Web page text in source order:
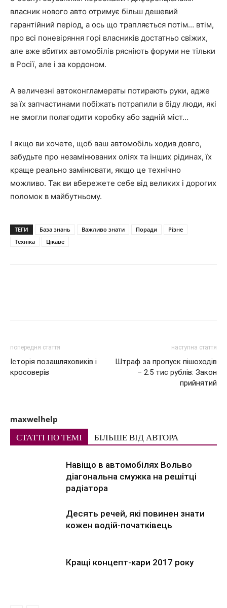
власник нового авто отримує більш дешевий
гарантійний період, а ось що трапляється потім… втім,
про всі поневіряння горі власників достатньо свіжих,
але вже вбитих автомобілів рясніють форуми не тільки
в Росії, але і за кордоном.
А величезні автоконгламераты потирають руки, адже
за їх запчастинами побіжать потрапили в біду люди, які
не змогли полагодити коробку або задній міст…
І якщо ви хочете, щоб ваш автомобіль ходив довго,
забудьте про незамінюваних оліях та інших рідинах, їх
краще реально замінювати, якщо це технічно
можливо. Так ви вбережете себе від великих і дорогих
поломок в майбутньому.
ТЕГИ База знань Важливо знати Поради
Різне
Техніка
Цікаве
попередня стаття
Історія позашляховиків і
кросоверів
наступна стаття
Штраф за пропуск пішоходів
– 2.5 тис рублів: Закон
прийнятий
maxwelhelp
СТАТТІ ПО ТЕМІ БІЛЬШЕ ВІД АВТОРА
Навіщо в автомобілях Вольво
діагональна смужка на решітці
радіатора
Десять речей, які повинен знати
кожен водій-початківець
Кращі концепт-кари 2017 року